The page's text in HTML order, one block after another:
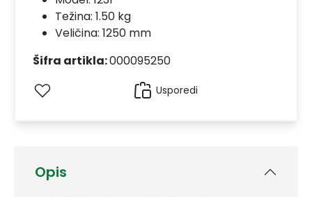
Opis
Težina: 1.50 kg
Veličina: 1250 mm
Šifra artikla:000095250
Usporedi